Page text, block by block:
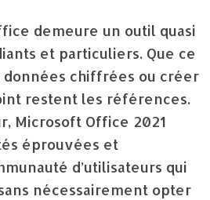
demeure un outil quasi
et particuliers. Que ce
chiffrées ou créer
restent les références.
Microsoft Office 2021
éprouvées et
d’utilisateurs qui
nécessairement opter